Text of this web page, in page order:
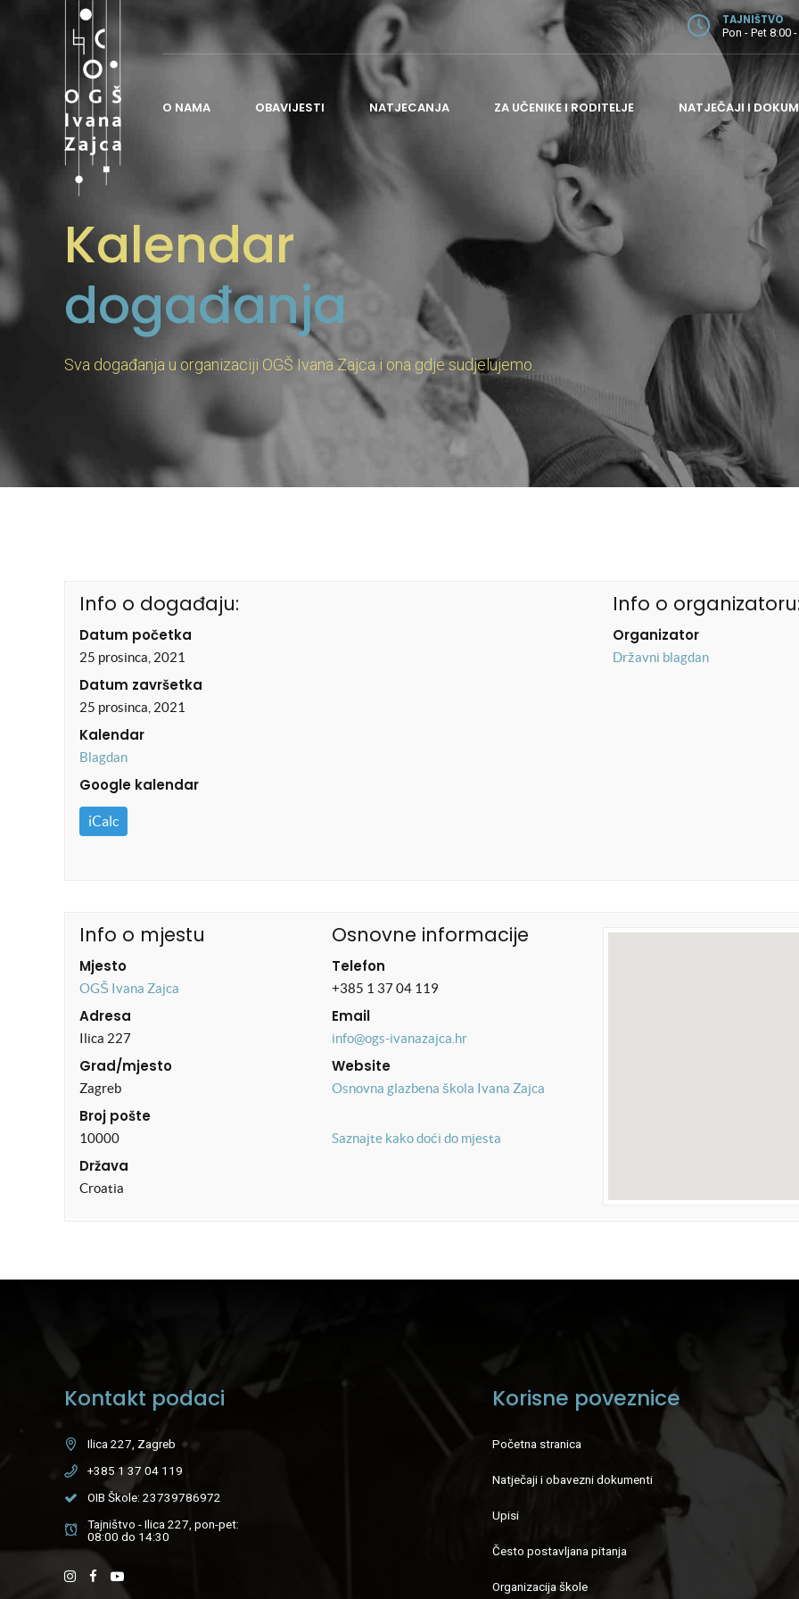
TAJNIŠTVO
Pon - Pet 8:00
O NAMA
NASTAVA
ORGANIZACIJA ŠKOLE
ČESTO POSTAVLJANA PITANJA
ŠKOLSKI ODBOR
ODJEL ZA HARMONIKU I PUHAČE
ODJEL ZA KLAVIR
ADMINISTRATIVNI I POMOĆNI POSLOVI
OBAVIJESTI NATJECANJA ZA UČENIKE I RODITELJE NATJEČAJI I
Kalendar
događanja
Sva događanja u organizaciji OGŠ Ivana Zajca i ona gdje sudjelujemo.
Info o događaju:
Datum početka
25 prosinca, 2021
Datum završetka
25 prosinca, 2021
Kalendar
Blagdan
Google kalendar
iCalc
Info o
Organizator
Državni blagdan
Info o mjestu
Mjesto
OGŠ Ivana Zajca
Adresa
Ilica 227
Grad/mjesto
Zagreb
Broj pošte
10000
Država
Croatia
Osnovne informacije
Telefon
+385 1 37 04 119
Email
info@ogs-ivanazajca.hr
Website
Osnovna glazbena škola Ivana Zajca
Saznajte kako doći do mjesta
Kontakt podaci
Ilica 227, Zagreb
+385 1 37 04 119
OIB Škole: 23739786972
Tajništvo - Ilica 227, pon-pet:
08:00 do 14:30
Korisne poveznice
Početna stranica
Natječaji i obavezni dokumenti
Upisi
Često postavljana pitanja
Organizacija škole